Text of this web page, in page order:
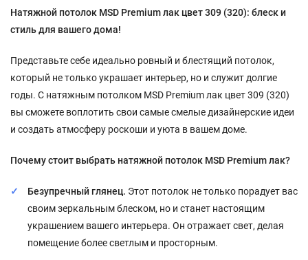
Натяжной потолок MSD Premium лак цвет 309 (320): блеск и
стиль для вашего дома!
Представьте себе идеально ровный и блестящий потолок,
который не только украшает интерьер, но и служит долгие
годы. С натяжным потолком MSD Premium лак цвет 309 (320)
вы сможете воплотить свои самые смелые дизайнерские идеи
и создать атмосферу роскоши и уюта в вашем доме.
Почему стоит выбрать натяжной потолок MSD Premium лак?
Безупречный глянец. Этот потолок не только порадует вас
своим зеркальным блеском, но и станет настоящим
украшением вашего интерьера. Он отражает свет, делая
помещение более светлым и просторным.